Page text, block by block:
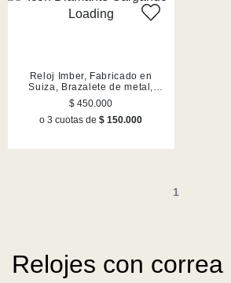
Reloj Imber, Fabricado en
Suiza, Brazalete de metal,
Plateado, Acero inoxidable
$ 450.000
o 3 cuotas de$ 150.000
1
Relojes con correa